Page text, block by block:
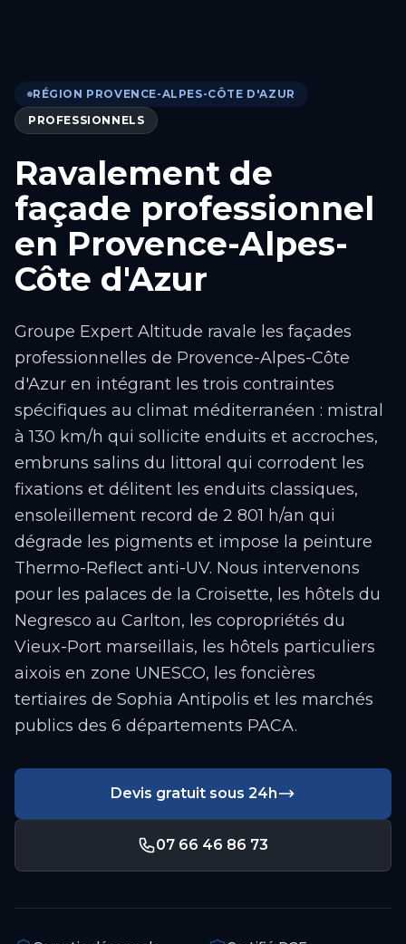
RÉGION PROVENCE-ALPES-CÔTE D'AZUR
PROFESSIONNELS
Ravalement de
façade professionnel
en Provence-Alpes-
Côte d'Azur
Groupe Expert Altitude ravale les façades
professionnelles de Provence-Alpes-Côte
d'Azur en intégrant les trois contraintes
spécifiques au climat méditerranéen : mistral
à 130 km/h qui sollicite enduits et accroches,
embruns salins du littoral qui corrodent les
fixations et délitent les enduits classiques,
ensoleillement record de 2 801 h/an qui
dégrade les pigments et impose la peinture
Thermo-Reflect anti-UV. Nous intervenons
pour les palaces de la Croisette, les hôtels du
Negresco au Carlton, les copropriétés du
Vieux-Port marseillais, les hôtels particuliers
aixois en zone UNESCO, les foncières
tertiaires de Sophia Antipolis et les marchés
publics des 6 départements PACA.
Devis gratuit sous 24h
07 66 46 86 73